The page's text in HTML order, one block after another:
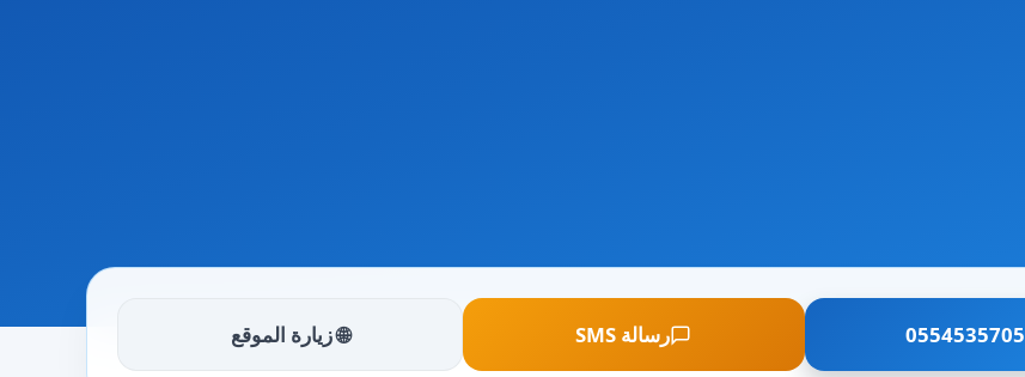
0554535705 رسالة SMS 🌐 زيارة الموقع